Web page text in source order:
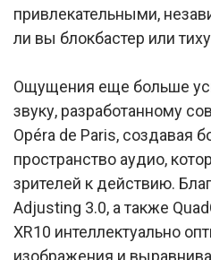
привлекательными,
ли вы блокбастер или
Ощущения еще больше
звуку, разработанному
Opéra de Paris, создавая
пространство аудио,
зрителей к действию.
Adjusting 3.0, а также
XR10 интеллектуально
изображения и